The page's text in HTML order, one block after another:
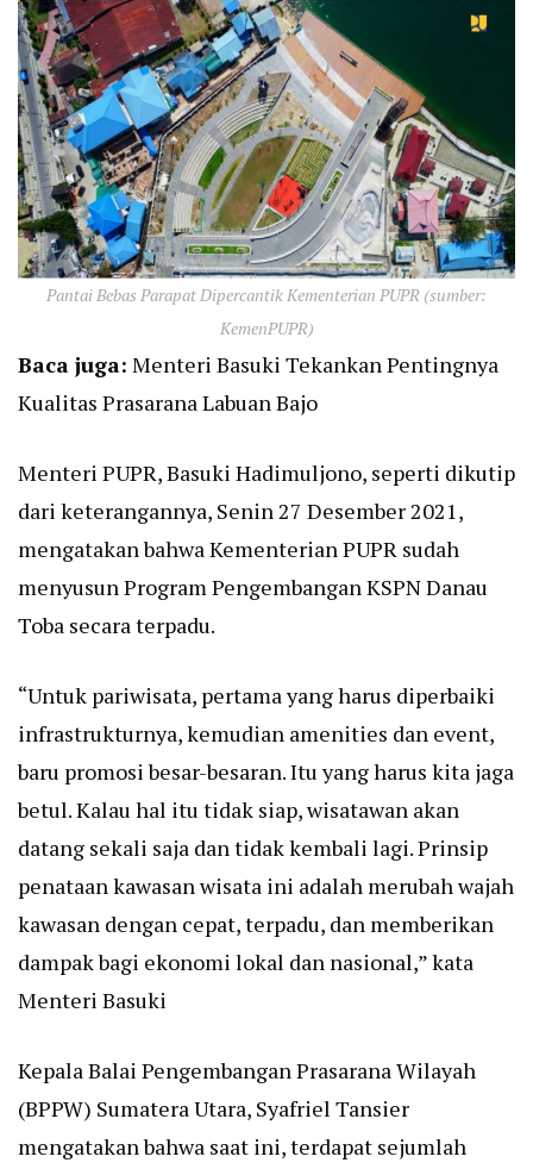
Pantai Bebas Parapat Dipercantik Kementerian PUPR (sumber:
KemenPUPR)
Baca juga: Menteri Basuki Tekankan Pentingnya
Kualitas Prasarana Labuan Bajo
Menteri PUPR, Basuki Hadimuljono, seperti dikutip
dari keterangannya, Senin 27 Desember 2021,
mengatakan bahwa Kementerian PUPR sudah
menyusun Program Pengembangan KSPN Danau
Toba secara terpadu.
“Untuk pariwisata, pertama yang harus diperbaiki
infrastrukturnya, kemudian amenities dan event,
baru promosi besar-besaran. Itu yang harus kita jaga
betul. Kalau hal itu tidak siap, wisatawan akan
datang sekali saja dan tidak kembali lagi. Prinsip
penataan kawasan wisata ini adalah merubah wajah
kawasan dengan cepat, terpadu, dan memberikan
dampak bagi ekonomi lokal dan nasional,” kata
Menteri Basuki
Kepala Balai Pengembangan Prasarana Wilayah
(BPPW) Sumatera Utara, Syafriel Tansier
mengatakan bahwa saat ini, terdapat sejumlah